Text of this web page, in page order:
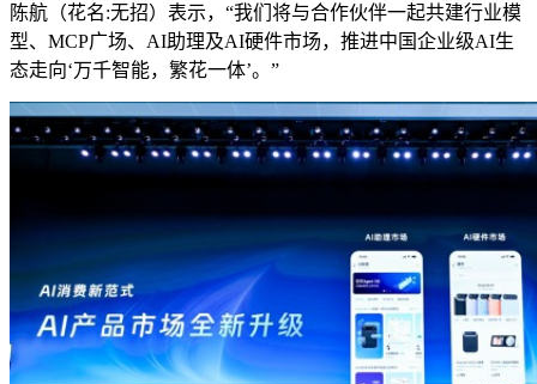
陈航（花名:无招）表示，“我们将与合作伙伴一起共建行业模
型、MCP广场、AI助理及AI硬件市场，推进中国企业级AI生
态走向‘万千智能，繁花一体’。”